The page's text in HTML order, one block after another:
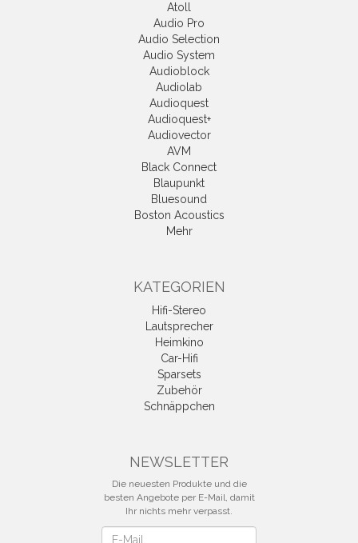
Atoll
Audio Pro
Audio Selection
Audio System
Audioblock
Audiolab
Audioquest
Audioquest+
Audiovector
AVM
Black Connect
Blaupunkt
Bluesound
Boston Acoustics
Mehr
KATEGORIEN
Hifi-Stereo
Lautsprecher
Heimkino
Car-Hifi
Sparsets
Zubehör
Schnäppchen
NEWSLETTER
Die neuesten Produkte und die
besten Angebote per E-Mail, damit
Ihr nichts mehr verpasst.